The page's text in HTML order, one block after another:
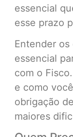
essencial
esse prazo
Entender
essencial
com o
e como
obrigação
maiores